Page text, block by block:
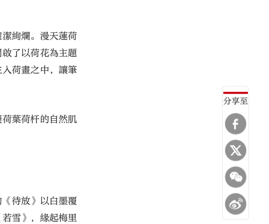
分享至
絢爛。漫天蓮荷
了以荷花為主題
荷畫之中，讓筆
葉荷杆的自然肌
待放》以白墨覆
雪》，緣起梅里